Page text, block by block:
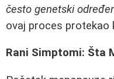
često genetski
ovaj proces protekao
Rani Simptomi: Šta